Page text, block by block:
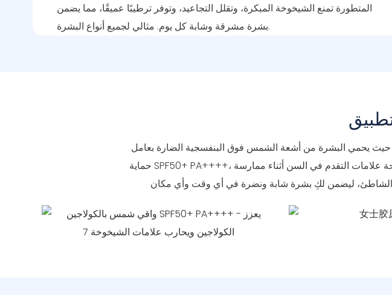
المتطورة تمنع الشيخوخة المبكرة، وتقلل التجاعيد، وتوفر ترطيبًا عميقًا، مما يضمن
بشرة مشرقة وشابة كل يوم. مثالي لجميع أنواع البشرة.
حيث يحمي البشرة من أشعة الشمس فوق البنفسجية الضارة بعامل
حماية SPF50+ PA++++، ويعزز في الوقت نفسه إنتاج الكولاجين. كما أنه مثالي للعناية بالبشرة ومكافحة علامات التقدم في السن أثناء ممارسة